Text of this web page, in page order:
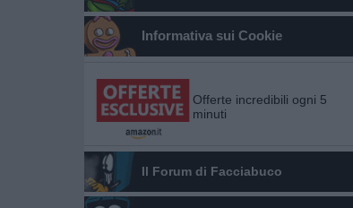
Informativa sui Cookie
Offerte incredibili ogni 5
minuti
Il Forum di Facciabuco